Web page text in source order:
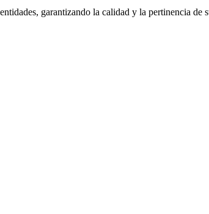
garantizando la calidad y la pertinencia de